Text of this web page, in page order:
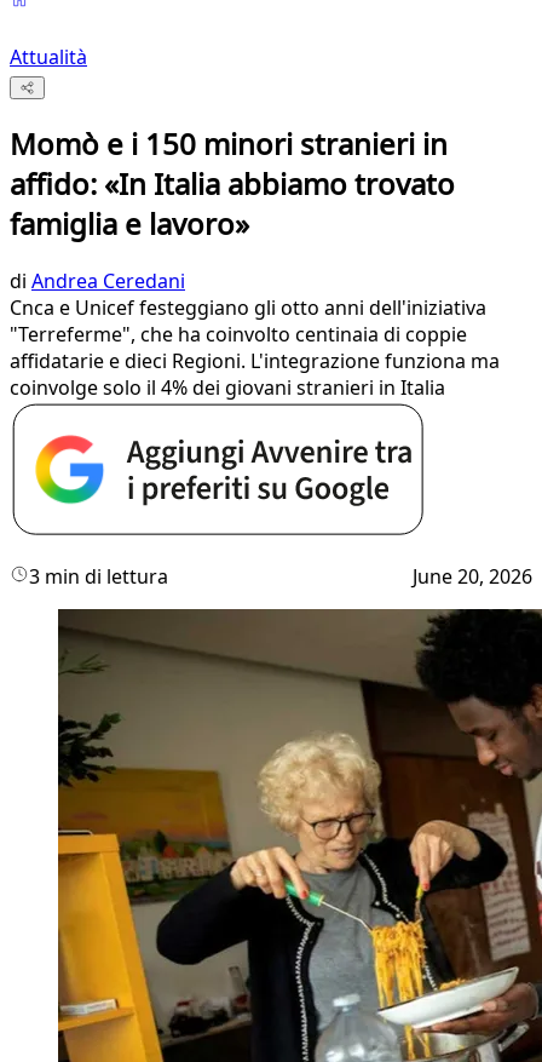
Attualità
Momò e i 150 minori stranieri in
affido: «In Italia abbiamo trovato
famiglia e lavoro»
di Andrea Ceredani
Cnca e Unicef festeggiano gli otto anni dell'iniziativa
"Terreferme", che ha coinvolto centinaia di coppie
affidatarie e dieci Regioni. L'integrazione funziona ma
coinvolge solo il 4% dei giovani stranieri in Italia
3 min di lettura June 20, 2026